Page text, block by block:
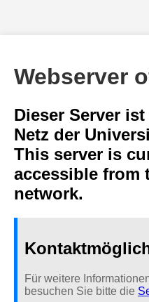
Webserver
Dieser Server
Netz der
This server is
accessible from
network.
Für weitere
besuchen Sie bitte die